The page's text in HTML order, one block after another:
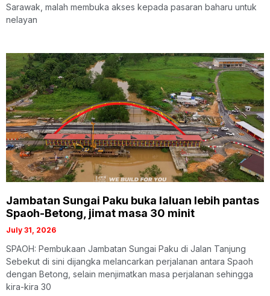
Sarawak, malah membuka akses kepada pasaran baharu untuk
nelayan
Jambatan Sungai Paku buka laluan lebih pantas
Spaoh-Betong, jimat masa 30 minit
July 31, 2026
SPAOH: Pembukaan Jambatan Sungai Paku di Jalan Tanjung
Sebekut di sini dijangka melancarkan perjalanan antara Spaoh
dengan Betong, selain menjimatkan masa perjalanan sehingga
kira-kira 30